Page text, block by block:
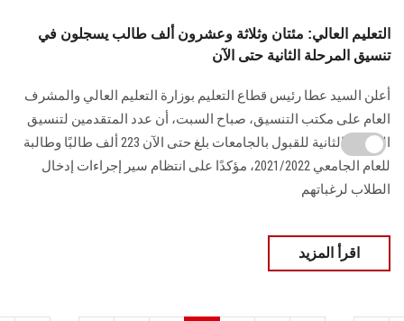
التعليم العالي: مئتان وثلاثة وعشرون ألف طالب يسجلون في
تنسيق المرحلة الثانية حتى الآن
أعلن السيد عطا رئيس قطاع التعليم بوزارة التعليم العالي والمشرف
العام على مكتب التنسيق، صباح السبت، أن عدد المتقدمين لتنسيق
المرحلة الثانية للقبول بالجامعات بلغ حتى الآن 223 ألف طالبًا وطالبة
للعام الجامعي 2021/2022، مؤكدًا على انتظام سير إجراءات إدخال
الطلاب لرغباتهم
اقرأ المزيد